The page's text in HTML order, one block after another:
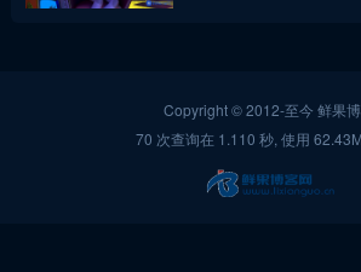
Copyright © 2012-至今 鲜果
70 次查询在 1.110 秒, 使用